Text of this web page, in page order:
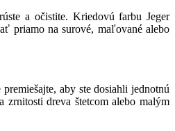
a očistite. Kriedovú farbu Jeger
priamo na surové, maľované alebo
aby ste dosiahli jednotnú
zrnitosti dreva štetcom alebo malým